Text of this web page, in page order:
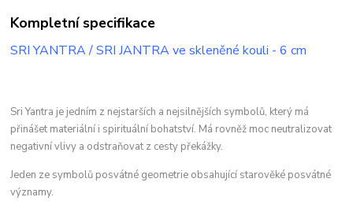
Kompletní specifikace
SRI YANTRA / SRI JANTRA ve skleněné kouli - 6 cm
Sri Yantra je jedním z nejstarších a nejsilnějších symbolů, který má
přinášet materiální i spirituální bohatství. Má rovněž moc neutralizovat
negativní vlivy a odstraňovat z cesty překážky.
Jeden ze symbolů posvátné geometrie obsahující starověké posvátné
významy.